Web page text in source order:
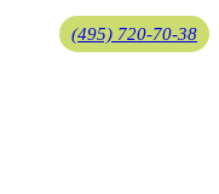
(495) 720-70-38